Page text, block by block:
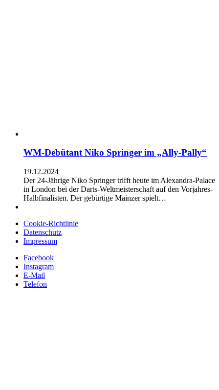
WM-Debütant Niko Springer im „Ally-Pally“
19.12.2024
Der 24-Jährige Niko Springer trifft heute im Alexandra-Palace
in London bei der Darts-Weltmeisterschaft auf den Vorjahres-
Halbfinalisten. Der gebürtige Mainzer spielt…
Cookie-Richtlinie
Datenschutz
Impressum
Facebook
Instagram
E-Mail
Telefon